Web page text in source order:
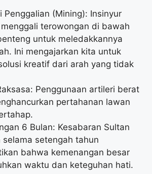
Penggalian (Mining): Insinyur
terowongan di bawah
untuk meledakkannya
Ini mengajarkan kita untuk
kreatif dari arah yang tidak
Penggunaan artileri berat
pertahanan lawan
6 Bulan: Kesabaran Sultan
selama setengah tahun
bahwa kemenangan besar
waktu dan keteguhan hati.